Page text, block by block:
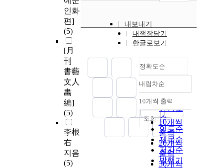
인화
편]
(5)
[月
刊
書藝
文人
畵
編]
(5)
李根
右
지음
(5)
내보내기
내책장담기
한글로보기
정확도순
정확도
순
인기도
순
연도순
제목순
저자순
발행기
내림차순
내림차순
10개씩 출력
10개씩
출력
20개씩
출력
30개씩
조회